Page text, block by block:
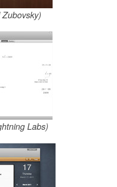
Labs)